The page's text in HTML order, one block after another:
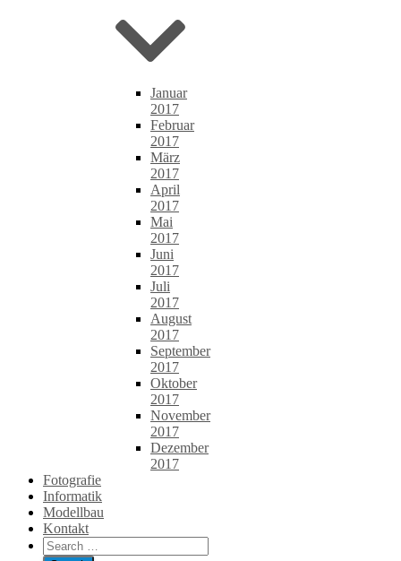
Januar
2017
Februar
2017
März
2017
April
2017
Mai
2017
Juni
2017
Juli
2017
August
2017
September
2017
Oktober
2017
November
2017
Dezember
2017
Fotografie
Informatik
Modellbau
Kontakt
Search